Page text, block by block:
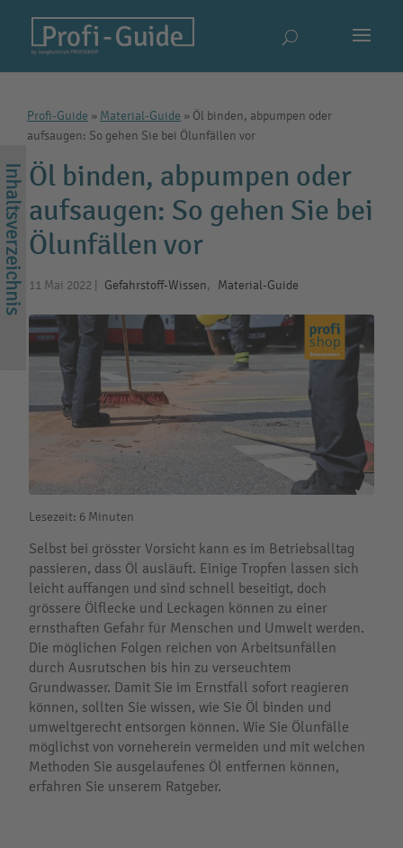
Profi-Guide » Material-Guide » Öl binden, abpumpen oder
aufsaugen: So gehen Sie bei Ölunfällen vor
Öl binden, abpumpen oder
aufsaugen: So gehen Sie bei
Ölunfällen vor
11 Mai 2022 Gefahrstoff-Wissen, Material-Guide
Lesezeit: 6 Minuten
Selbst bei grösster Vorsicht kann es im Betriebsalltag
passieren, dass Öl ausläuft. Einige Tropfen lassen sich
leicht auffangen und sind schnell beseitigt, doch
grössere Ölflecke und Leckagen können zu einer
ernsthaften Gefahr für Menschen und Umwelt werden.
Die möglichen Folgen reichen von Arbeitsunfällen
durch Ausrutschen bis hin zu verseuchtem
Grundwasser. Damit Sie im Ernstfall sofort reagieren
können, sollten Sie wissen, wie Sie Öl binden und
umweltgerecht entsorgen können. Wie Sie Ölunfälle
möglichst von vorneherein vermeiden und mit welchen
Methoden Sie ausgelaufenes Öl entfernen können,
erfahren Sie unserem Ratgeber.